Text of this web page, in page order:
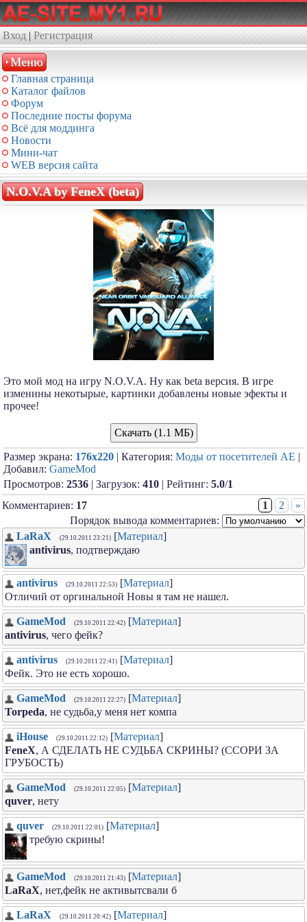
Вход | Регистрация
Меню
Главная страница
Каталог файлов
Форум
Последние посты форума
Всё для моддинга
Новости
Мини-чат
WEB версия сайта
N.O.V.A by FeneX (beta)
Это мой мод на игру N.O.V.A. Ну как bеtа версия. В игре
изменины некотырые, картинки добавлены новые эфекты и
прочее!
Скачать (1.1 МБ)
Размер экрана: 176x220 | Категория: Моды от посетителей АЕ |
Добавил: GameMod
Просмотров: 2536 | Загрузок: 410 | Рейтинг: 5.0/1
Комментариев: 17 1 2
»
Порядок вывода комментариев:
LaRaX
(29.10.2011 23:21) [Материал]
antivirus, подтверждаю
antivirus (29.10.2011 22:53) [Материал]
Отличий от оргинальной Новы я там не нашел.
GameMod (29.10.2011 22:42) [Материал]
antivirus, чего фейк?
antivirus (29.10.2011 22:41) [Материал]
Фейк. Это не есть хорошо.
GameMod (29.10.2011 22:27) [Материал]
Torpeda, не судьба,у меня нет компа
iHouse (29.10.2011 22:12) [Материал]
FeneX, А СДЕЛАТЬ НЕ СУДЬБА СКРИНЫ? (ССОРИ ЗА
ГРУБОСТЬ)
GameMod (29.10.2011 22:05) [Материал]
quver, нету
quver (29.10.2011 22:01) [Материал]
требую скрины!
GameMod (29.10.2011 21:43) [Материал]
LaRaX, нет,фейк не активытсвали б
LaRaX (29.10.2011 20:42) [Материал]